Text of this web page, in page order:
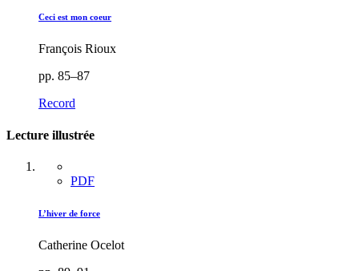
Ceci est mon coeur
François Rioux
pp. 85–87
Record
Lecture illustrée
PDF
L’hiver de force
Catherine Ocelot